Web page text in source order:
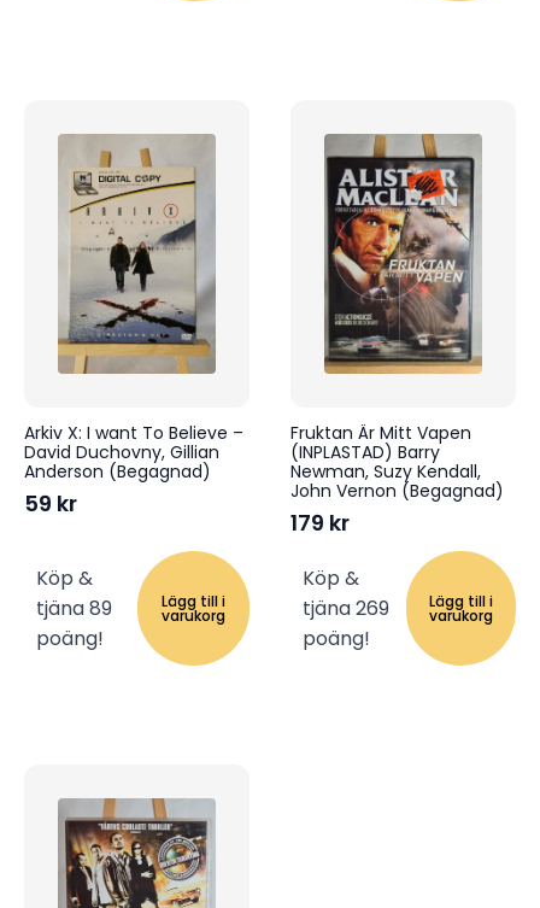
Arkiv X: I want To Believe –
David Duchovny, Gillian
Anderson (Begagnad)
59 kr
Köp &
tjäna 89
poäng!
Lägg till i
varukorg
Fruktan Är Mitt Vapen
(INPLASTAD) Barry
Newman, Suzy Kendall,
John Vernon (Begagnad)
179 kr
Köp &
tjäna 269
poäng!
Lägg till i
varukorg